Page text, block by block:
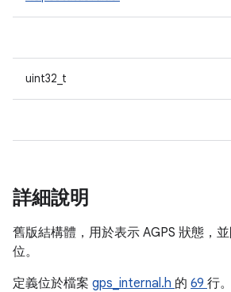
uint32_t
詳細說明
舊版結構體，用於表示 AGPS 狀態，
位。
定義位於檔案 gps_internal.h 的 69 行。